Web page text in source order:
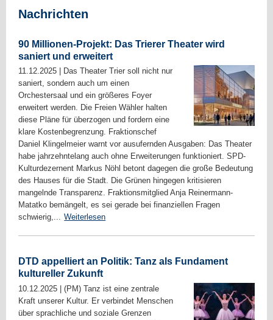
Nachrichten
90 Millionen-Projekt: Das Trierer Theater wird
saniert und erweitert
11.12.2025
Das Theater Trier soll nicht nur
saniert, sondern auch um einen
Orchestersaal und ein größeres Foyer
erweitert werden. Die Freien Wähler halten
diese Pläne für überzogen und fordern eine
klare Kostenbegrenzung. Fraktionschef
Daniel Klingelmeier warnt vor ausufernden Ausgaben: Das Theater
habe jahrzehntelang auch ohne Erweiterungen funktioniert. SPD-
Kulturdezernent Markus Nöhl betont dagegen die große Bedeutung
des Hauses für die Stadt. Die Grünen hingegen kritisieren
mangelnde Transparenz. Fraktionsmitglied Anja Reinermann-
Matatko bemängelt, es sei gerade bei finanziellen Fragen
schwierig,... Weiterlesen
DTD appelliert an Politik: Tanz als Fundament
kultureller Zukunft
10.12.2025
(PM) Tanz ist eine zentrale
Kraft unserer Kultur. Er verbindet Menschen
über sprachliche und soziale Grenzen